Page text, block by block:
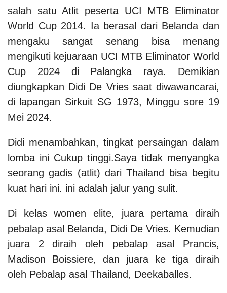
salah satu Atlit peserta UCI MTB Eliminator
World Cup 2014. Ia berasal dari Belanda dan
mengaku sangat senang bisa menang
mengikuti kejuaraan UCI MTB Eliminator World
Cup 2024 di Palangka raya. Demikian
diungkapkan Didi De Vries saat diwawancarai,
di lapangan Sirkuit SG 1973, Minggu sore 19
Mei 2024.
Didi menambahkan, tingkat persaingan dalam
lomba ini Cukup tinggi.Saya tidak menyangka
seorang gadis (atlit) dari Thailand bisa begitu
kuat hari ini. ini adalah jalur yang sulit.
Di kelas women elite, juara pertama diraih
pebalap asal Belanda, Didi De Vries. Kemudian
juara 2 diraih oleh pebalap asal Prancis,
Madison Boissiere, dan juara ke tiga diraih
oleh Pebalap asal Thailand, Deekaballes.